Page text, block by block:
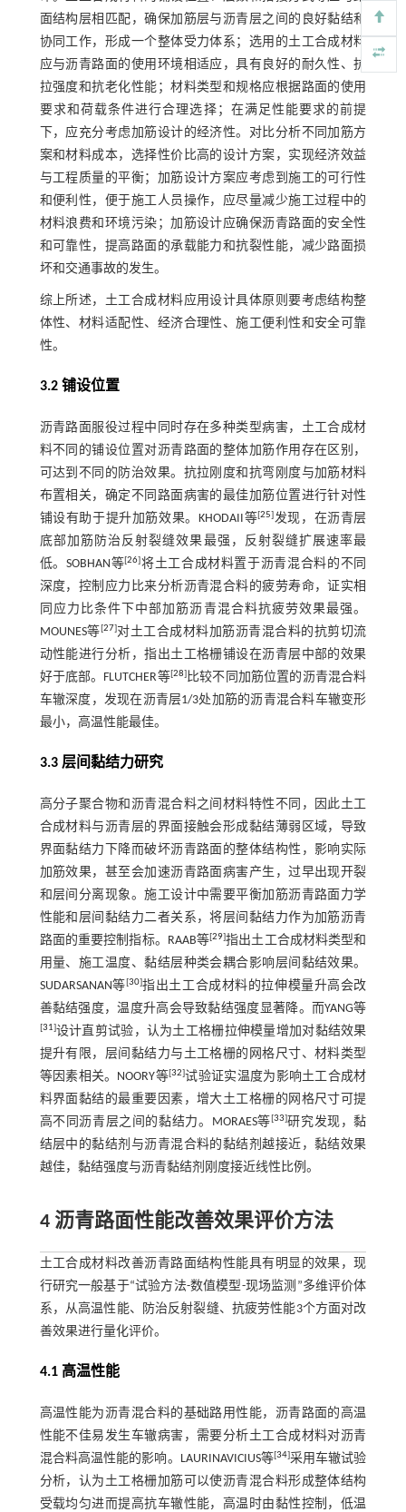
面结构层相匹配，确保加筋层与沥青层之间的良好黏结和
协同工作，形成一个整体受力体系；选用的土工合成材料
应与沥青路面的使用环境相适应，具有良好的耐久性、抗
拉强度和抗老化性能；材料类型和规格应根据路面的使用
要求和荷载条件进行合理选择；在满足性能要求的前提
下，应充分考虑加筋设计的经济性。对比分析不同加筋方
案和材料成本，选择性价比高的设计方案，实现经济效益
与工程质量的平衡；加筋设计方案应考虑到施工的可行性
和便利性，便于施工人员操作，应尽量减少施工过程中的
材料浪费和环境污染；加筋设计应确保沥青路面的安全性
和可靠性，提高路面的承载能力和抗裂性能，减少路面损
坏和交通事故的发生。
综上所述，土工合成材料应用设计具体原则要考虑结构整
体性、材料适配性、经济合理性、施工便利性和安全可靠
性。
3.2 铺设位置
沥青路面服役过程中同时存在多种类型病害，土工合成材
料不同的铺设位置对沥青路面的整体加筋作用存在区别，
可达到不同的防治效果。抗拉刚度和抗弯刚度与加筋材料
布置相关，确定不同路面病害的最佳加筋位置进行针对性
铺设有助于提升加筋效果。KHODAII等[25]发现，在沥青层
底部加筋防治反射裂缝效果最强，反射裂缝扩展速率最
低。SOBHAN等[26]将土工合成材料置于沥青混合料的不同
深度，控制应力比来分析沥青混合料的疲劳寿命，证实相
同应力比条件下中部加筋沥青混合料抗疲劳效果最强。
MOUNES等[27]对土工合成材料加筋沥青混合料的抗剪切流
动性能进行分析，指出土工格栅铺设在沥青层中部的效果
好于底部。FLUTCHER等[28]比较不同加筋位置的沥青混合料
车辙深度，发现在沥青层1/3处加筋的沥青混合料车辙变形
最小，高温性能最佳。
3.3 层间黏结力研究
高分子聚合物和沥青混合料之间材料特性不同，因此土工
合成材料与沥青层的界面接触会形成黏结薄弱区域，导致
界面黏结力下降而破坏沥青路面的整体结构性，影响实际
加筋效果，甚至会加速沥青路面病害产生，过早出现开裂
和层间分离现象。施工设计中需要平衡加筋沥青路面力学
性能和层间黏结力二者关系，将层间黏结力作为加筋沥青
路面的重要控制指标。RAAB等[29]指出土工合成材料类型和
用量、施工温度、黏结层种类会耦合影响层间黏结效果。
SUDARSANAN等[30]指出土工合成材料的拉伸模量升高会改
善黏结强度，温度升高会导致黏结强度显著降。而YANG等
[31]设计直剪试验，认为土工格栅拉伸模量增加对黏结效果
提升有限，层间黏结力与土工格栅的网格尺寸、材料类型
等因素相关。NOORY等[32]试验证实温度为影响土工合成材
料界面黏结的最重要因素，增大土工格栅的网格尺寸可提
高不同沥青层之间的黏结力。MORAES等[33]研究发现，黏
结层中的黏结剂与沥青混合料的黏结剂越接近，黏结效果
越佳，黏结强度与沥青黏结剂刚度接近线性比例。
4 沥青路面性能改善效果评价方法
土工合成材料改善沥青路面结构性能具有明显的效果，现
行研究一般基于“试验方法-数值模型-现场监测”多维评价体
系，从高温性能、防治反射裂缝、抗疲劳性能3个方面对改
善效果进行量化评价。
4.1 高温性能
高温性能为沥青混合料的基础路用性能，沥青路面的高温
性能不佳易发生车辙病害，需要分析土工合成材料对沥青
混合料高温性能的影响。LAURINAVICIUS等[34]采用车辙试验
分析，认为土工格栅加筋可以使沥青混合料形成整体结构
受载均匀进而提高抗车辙性能，高温时由黏性控制，低温